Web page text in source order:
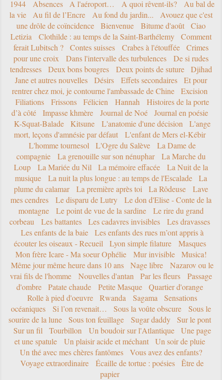
1944 Absences A l'aéroport… A quoi rêvent-ils?
Au bal de
la vie
Au fil de l’Encre Au fond du jardin...
Avouez que c'est
une drôle de coïncidence
Bienvenue Bitume d'août
Ciao
Letizia
Clothilde : au temps de la Saint-Barthélemy
Comment
ferait Lubitsch ?
Contes suisses Crabes à l'étouffée
Crimes
pour une croix
Dans l'intervalle des turbulences
De si rudes
tendresses
Deux bons bougres Deux points de suture
Djihad
Jane et autres nouvelles
Désirs Effets secondaires
Et pour
rentrer chez moi, je contourne l'ambassade de Chine
Excision
Filiations
Frissons Félicien Hannah
Histoires de la porte
d’à côté
Impasse khmère Journal de Noé
Journal en poésie
K-Squat-Balade
Kitsune L'anatomie d'une décision
L'ange
mort, leçons d'amnésie par défaut
L'enfant de Mers el-Kébir
L'homme tournesol
L'Ogre du Salève
La Dame de
compagnie
La grenouille sur son nénuphar
La Marche du
Loup
La Mariée du Nil La mémoire effacée
La Nuit de la
musique
La nuit la plus longue : au temps de l'Escalade
La
plume du calamar
La première après toi La Rôdeuse
Lave
mes cendres
Le disparu de Lutry
Le don d'Elise - Conte de la
montagne
Le point de vue de la sardine
Le rire du grand
corbeau
Les battantes Les cadavres invisibles
Les dravasses
Les enfants de la baie
Les enfants des rues m’ont appris à
écouter les oiseaux - Recueil
Lyon simple filature
Masques
Mon frère Icare - Ma soeur Ophélie
Mur invisible
Musica!
Même jour même heure dans 10 ans
Nage libre
Nazarov ou le
vrai fils de l'homme
Nouvelles d'antan Par les fleurs
Passage
d'ombre
Patate chaude Petite Masque
Quartier d'orange
Rolle à pied d'oeuvre
Rwanda Sagama
Sensations
océaniques
Si l’on revenait… Sous la voûte obscure
Sous le
sourire de la lune
Sous ton feuillage Sugar daddy
Sur le pont
Sur un fil
Tourbillon Un boudoir sur l'Atlantique
Une page
et une spatule
Un plaisir acide et méchant
Un soir de pluie
Un thé avec mes chères fantômes
Vous avez des enfants?
Voyage extraordinaire
Écaille de tortue : poésies
Être de
papier